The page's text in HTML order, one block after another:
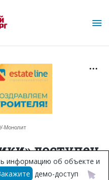
Монолит
доступен
информацию об объекте и
демо-доступ